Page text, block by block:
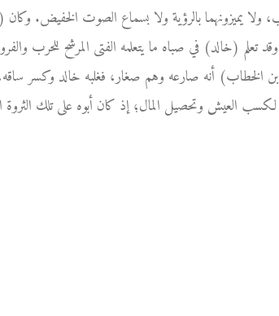
يميزونهما بالرؤية ولا بسماع الصوت الخفيض. وكان
تعلم (خالد) في صباه ما يتعلمه الفتى المرشح للحرب
بن الخطاب) أنه صارعه وهم صغار، فغلبه خالد وكسر
العيش وتحصيل المال؛ إذ كان أبوه على تلك الثروة